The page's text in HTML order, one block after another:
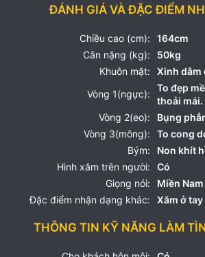
ĐÁNH GIÁ VÀ ĐẶC ĐIỂM
Chiều cao (cm):
164cm
Cân nặng (kg):
50kg
Khuôn mặt:
Xinh dâm
Vòng 1(ngực):
To đẹp
thoải mái.
Vòng 2(eo):
Bụng
Vòng 3(mông):
To cong
Bým:
Non khít
Hình xăm trên người:
Có
Giọng nói:
Miền Nam
Đặc điểm nhận dạng khác:
Xăm ở tay
THÔNG TIN KỸ NĂNG LÀM